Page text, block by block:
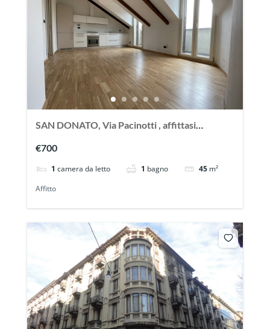
SAN DONATO, Via Pacinotti , affittasi
€700
1 camera da letto 1 bagno 45 m²
Affitto